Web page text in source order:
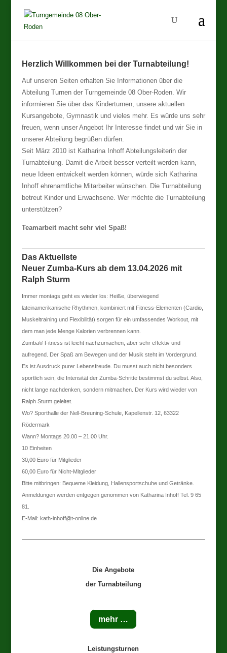
Herzlich Willkommen bei der Turnabteilung!
Auf unseren Seiten erhalten Sie Informationen über die
Abteilung Turnen der Turngemeinde 08 Ober-Roden. Wir
informieren Sie über das Kinderturnen, unsere aktuellen
Kursangebote, Gymnastik und vieles mehr. Es würde uns sehr
freuen, wenn unser Angebot Ihr Interesse findet und wir Sie in
unserer Abteilung begrüßen dürfen.
Seit März 2010 ist Katharina Inhoff Abteilungsleiterin der
Turnabteilung. Damit die Arbeit besser verteilt werden kann,
neue Ideen entwickelt werden können, würde sich Katharina
Inhoff ehrenamtliche Mitarbeiter wünschen. Die Turnabteilung
betreut Kinder und Erwachsene. Wer möchte die Turnabteilung
unterstützen?
Teamarbeit macht sehr viel Spaß!
Das Aktuellste
Neuer Zumba-Kurs ab dem 13.04.2026 mit
Ralph Sturm
Immer montags geht es wieder los: Heiße, überwiegend
lateinamerikanische Rhythmen, kombiniert mit Fitness-Elementen (Cardio,
Muskeltraining und Flexibilität) sorgen für ein umfassendes Workout, mit
dem man jede Menge Kalorien verbrennen kann.
Zumba® Fitness ist leicht nachzumachen, aber sehr effektiv und
aufregend. Der Spaß am Bewegen und der Musik steht im Vordergrund.
Es ist Ausdruck purer Lebensfreude. Du musst auch nicht besonders
sportlich sein, die Intensität der Zumba-Schritte bestimmst du selbst. Also,
nicht lange nachdenken, sondern mitmachen. Der Kurs wird wieder von
Ralph Sturm geleitet.
Wo? Sporthalle der Nell-Breuning-Schule, Kapellenstr. 12, 63322
Rödermark
Wann? Montags 20.00 – 21.00 Uhr.
10 Einheiten
30,00 Euro für Mitglieder
60,00 Euro für Nicht-Mitglieder
Bitte mitbringen: Bequeme Kleidung, Hallensportschuhe und Getränke.
Anmeldungen werden entgegen genommen von Katharina Inhoff Tel. 9 65
81.
E-Mail: kath-inhoff@t-online.de
Die Angebote
der Turnabteilung
mehr …
Leistungsturnen